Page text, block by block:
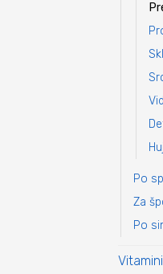
Po
Za
Po